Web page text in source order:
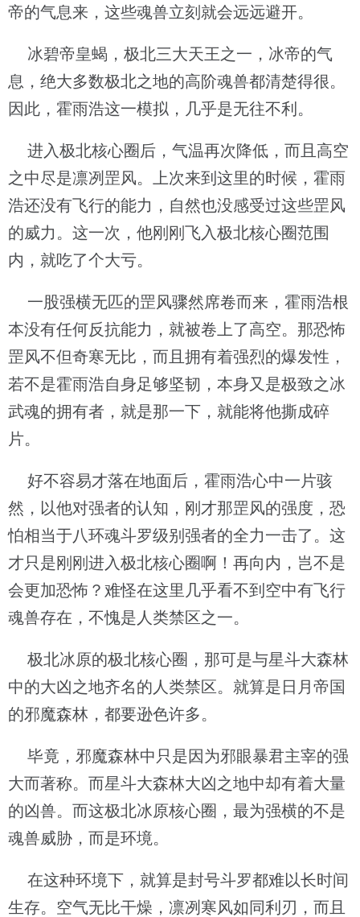
帝的气息来，这些魂兽立刻就会远远避开。
冰碧帝皇蝎，极北三大天王之一，冰帝的气
息，绝大多数极北之地的高阶魂兽都清楚得很。
因此，霍雨浩这一模拟，几乎是无往不利。
进入极北核心圈后，气温再次降低，而且高空
之中尽是凛冽罡风。上次来到这里的时候，霍雨
浩还没有飞行的能力，自然也没感受过这些罡风
的威力。这一次，他刚刚飞入极北核心圈范围
内，就吃了个大亏。
一股强横无匹的罡风骤然席卷而来，霍雨浩根
本没有任何反抗能力，就被卷上了高空。那恐怖
罡风不但奇寒无比，而且拥有着强烈的爆发性，
若不是霍雨浩自身足够坚韧，本身又是极致之冰
武魂的拥有者，就是那一下，就能将他撕成碎
片。
好不容易才落在地面后，霍雨浩心中一片骇
然，以他对强者的认知，刚才那罡风的强度，恐
怕相当于八环魂斗罗级别强者的全力一击了。这
才只是刚刚进入极北核心圈啊！再向内，岂不是
会更加恐怖？难怪在这里几乎看不到空中有飞行
魂兽存在，不愧是人类禁区之一。
极北冰原的极北核心圈，那可是与星斗大森林
中的大凶之地齐名的人类禁区。就算是日月帝国
的邪魔森林，都要逊色许多。
毕竟，邪魔森林中只是因为邪眼暴君主宰的强
大而著称。而星斗大森林大凶之地中却有着大量
的凶兽。而这极北冰原核心圈，最为强横的不是
魂兽威胁，而是环境。
在这种环境下，就算是封号斗罗都难以长时间
生存。空气无比干燥，凛冽寒风如同利刃，而且